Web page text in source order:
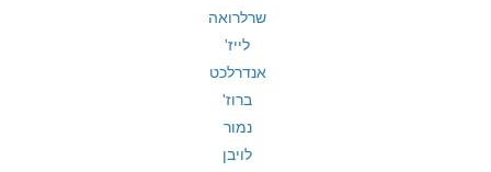
שרלרואה
לייז'
אנדרלכט
ברוז'
נמור
לויבן